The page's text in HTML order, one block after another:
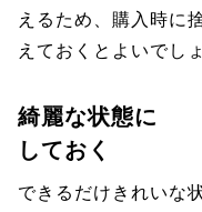
えるため、購入時に
えておくとよいでし
綺麗な状態に
しておく
できるだけきれいな